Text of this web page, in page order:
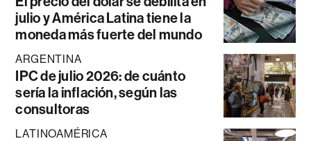
julio y América Latina tiene la
moneda más fuerte del mundo
ARGENTINA
IPC de julio 2026: de cuánto
sería la inflación, según las
consultoras
LATINOAMÉRICA